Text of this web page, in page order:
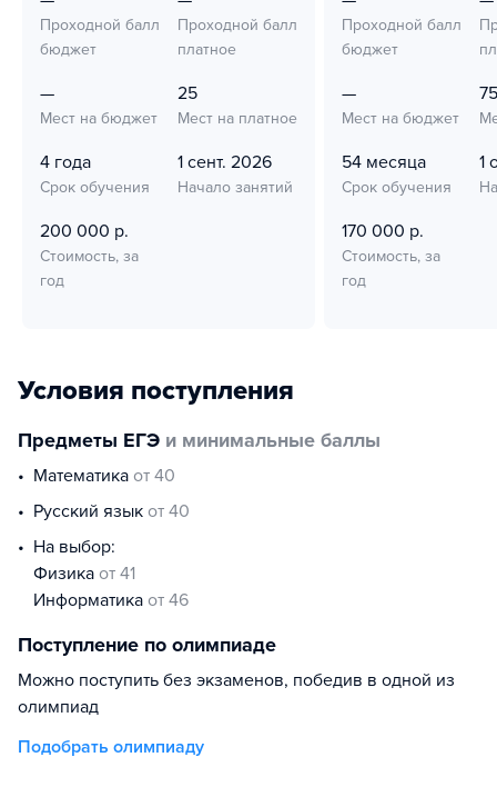
Проходной балл
бюджет
Проходной балл
платное
—
Мест на бюджет
25
Мест на платное
4 года
Срок обучения
1 сент. 2026
Начало занятий
200 000 р.
Стоимость, за
год
Проходной балл
бюджет
—
Мест на бюджет
75
54 месяца
Срок обучения
1
170 000 р.
Стоимость, за
год
Условия поступления
Предметы ЕГЭ и минимальные баллы
математика от 40
русский язык от 40
На выбор:
физика от 41
информатика от 46
Поступление по олимпиаде
Можно поступить без экзаменов, победив в одной из
олимпиад
Подобрать олимпиаду